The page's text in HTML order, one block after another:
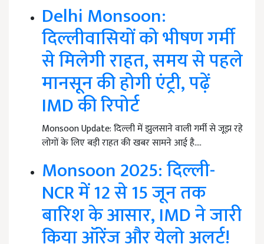
Delhi Monsoon:
दिल्लीवासियों को भीषण गर्मी
से मिलेगी राहत, समय से पहले
मानसून की होगी एंट्री, पढ़ें
IMD की रिपोर्ट
Monsoon Update: दिल्ली में झुलसाने वाली गर्मी से जूझ रहे
लोगों के लिए बड़ी राहत की खबर सामने आई है.…
Monsoon 2025: दिल्ली-
NCR में 12 से 15 जून तक
बारिश के आसार, IMD ने जारी